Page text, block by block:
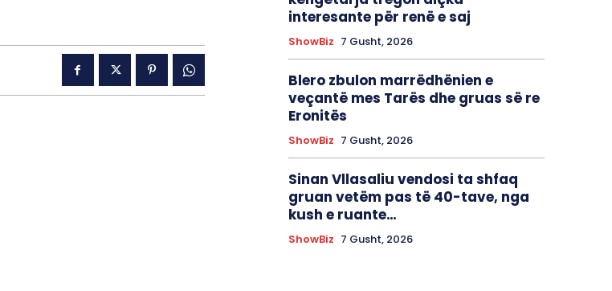
interesante për renë e saj
ShowBiz 7 Gusht, 2026
Blero zbulon marrëdhënien e
veçantë mes Tarës dhe gruas së re
Eronitës
ShowBiz 7 Gusht, 2026
Sinan Vllasaliu vendosi ta shfaq
gruan vetëm pas të 40-tave, nga
kush e ruante…
ShowBiz 7 Gusht, 2026